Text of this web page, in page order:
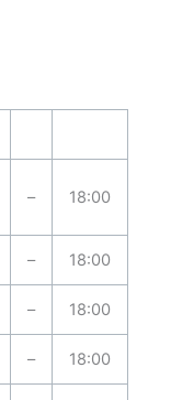
– 18:00
– 18:00
– 18:00
– 18:00